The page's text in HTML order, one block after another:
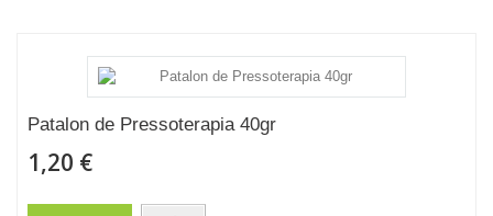
Patalon de Pressoterapia 40gr
1,20 €